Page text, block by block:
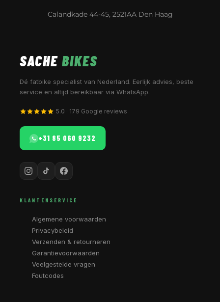
Calandkade 44-45, 2521AA Den Haag
SACHE BIKES
Dé fatbike specialist van Nederland. Eerlijk advies, beste
service en altijd bereikbaar via WhatsApp.
5.0 · 179 Google reviews
+31 85 060 9232
KLANTENSERVICE
Algemene voorwaarden
Privacybeleid
Verzenden & retourneren
Garantievoorwaarden
Veelgestelde vragen
Foutcodes